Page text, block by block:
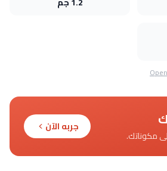
مكوناتك.
جربه الآن